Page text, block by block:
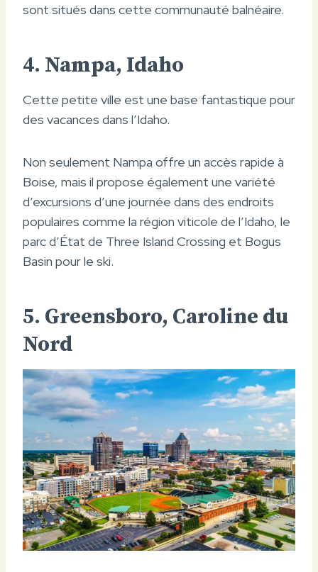
sont situés dans cette communauté balnéaire.
4. Nampa, Idaho
Cette petite ville est une base fantastique pour
des vacances dans l’Idaho.
Non seulement Nampa offre un accès rapide à
Boise, mais il propose également une variété
d’excursions d’une journée dans des endroits
populaires comme la région viticole de l’Idaho, le
parc d’État de Three Island Crossing et Bogus
Basin pour le ski.
5. Greensboro, Caroline du
Nord